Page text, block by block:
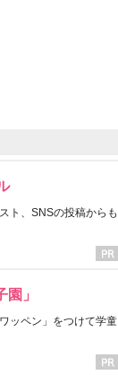
ト、SNSの投稿からも
」
ッペン」をつけて学童